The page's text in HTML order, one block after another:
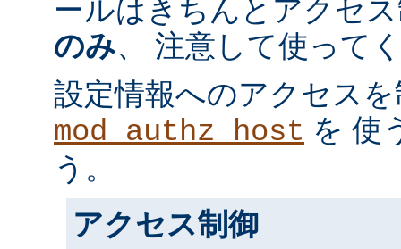
ールはきちんとアクセ
のみ、 注意して使って
設定情報へのアクセス
mod_authz_host を 使
う。
アクセス制御